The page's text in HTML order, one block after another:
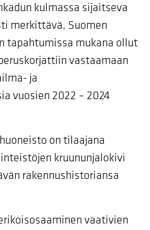
kulmassa sijaitseva
merkittävä, Suomen
tapahtumissa mukana ollut
vastaamaan
ja
vuosien 2022 – 2024
on tilaajana
kruununjalokivi
rakennushistoriansa
vaativien